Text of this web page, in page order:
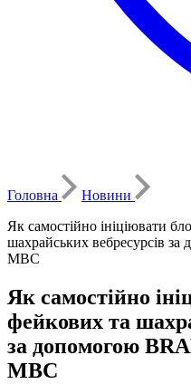
Головна
Новини
Як самостійно ініціювати
шахрайських вебресурсів
МВС
Як самостійно
фейкових та
за допомогою
МВС